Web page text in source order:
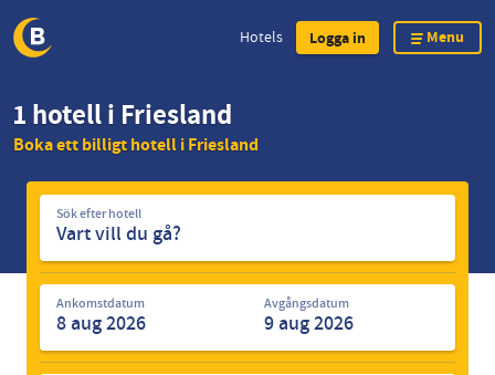
main
Hotels Logga in Menu
1 hotell i Friesland
Boka ett billigt hotell i Friesland
Sök
efter
hotell
Sök efter hotell
Ankomstdatum Avgångsdatum